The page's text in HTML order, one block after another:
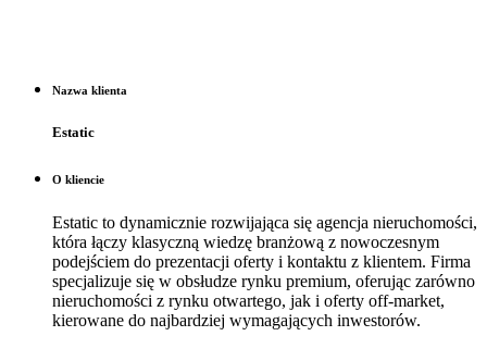
Nazwa klienta
Estatic
O kliencie
Estatic to dynamicznie rozwijająca się agencja nieruchomości,
która łączy klasyczną wiedzę branżową z nowoczesnym
podejściem do prezentacji oferty i kontaktu z klientem. Firma
specjalizuje się w obsłudze rynku premium, oferując zarówno
nieruchomości z rynku otwartego, jak i oferty off-market,
kierowane do najbardziej wymagających inwestorów.